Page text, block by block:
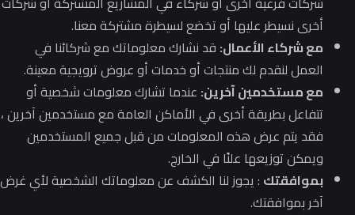
أخرى نسيطر عليها أو تخضع لسيطرة مشتركة معنا.
مع شركاء الأعمال: قد نشارك معلوماتك مع شركائنا في
العمل لنقدم لك منتجات أو خدمات أو عروض ترويجية معينة.
مع مستخدمين آخرين: عندما تشارك معلومات شخصية أو
تتفاعل بطريقة أخرى في الأماكن العامة مع مستخدمين آخرين ،
فقد يتم عرض هذه المعلومات من قبل جميع المستخدمين
ويمكن توزيعها علنًا في الخارج.
بموافقتك : يجوز لنا الكشف عن معلوماتك الشخصية لأي غرض
آخر بموافقتك.